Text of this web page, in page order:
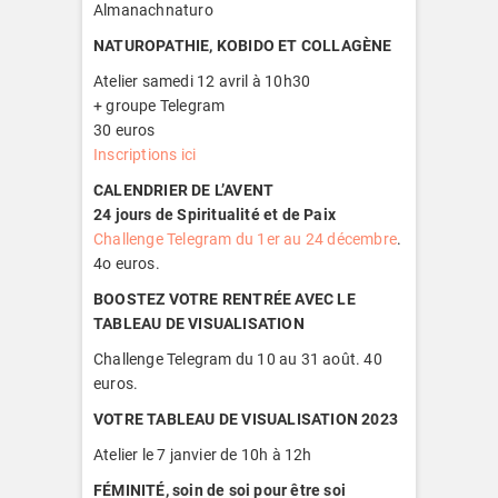
Almanachnaturo
NATUROPATHIE, KOBIDO ET COLLAGÈNE
Atelier samedi 12 avril à 10h30
+ groupe Telegram
30 euros
Inscriptions ici
CALENDRIER DE L’AVENT
24 jours de Spiritualité et de Paix
Challenge Telegram du 1er au 24 décembre.
4o euros.
BOOSTEZ VOTRE RENTRÉE AVEC LE
TABLEAU DE VISUALISATION
Challenge Telegram du 10 au 31 août. 40
euros.
VOTRE TABLEAU DE VISUALISATION 2023
Atelier le 7 janvier de 10h à 12h
FÉMINITÉ, soin de soi pour être soi